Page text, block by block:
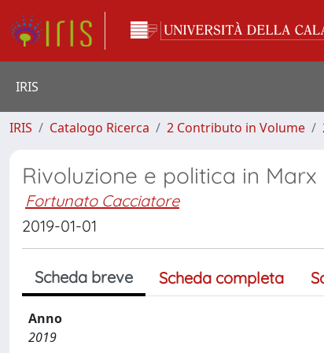
IRIS
IRIS Catalogo Ricerca 2 Contributo in Volume
Rivoluzione e politica in Marx
Fortunato Cacciatore
2019-01-01
Scheda breve Scheda completa
Anno
2019